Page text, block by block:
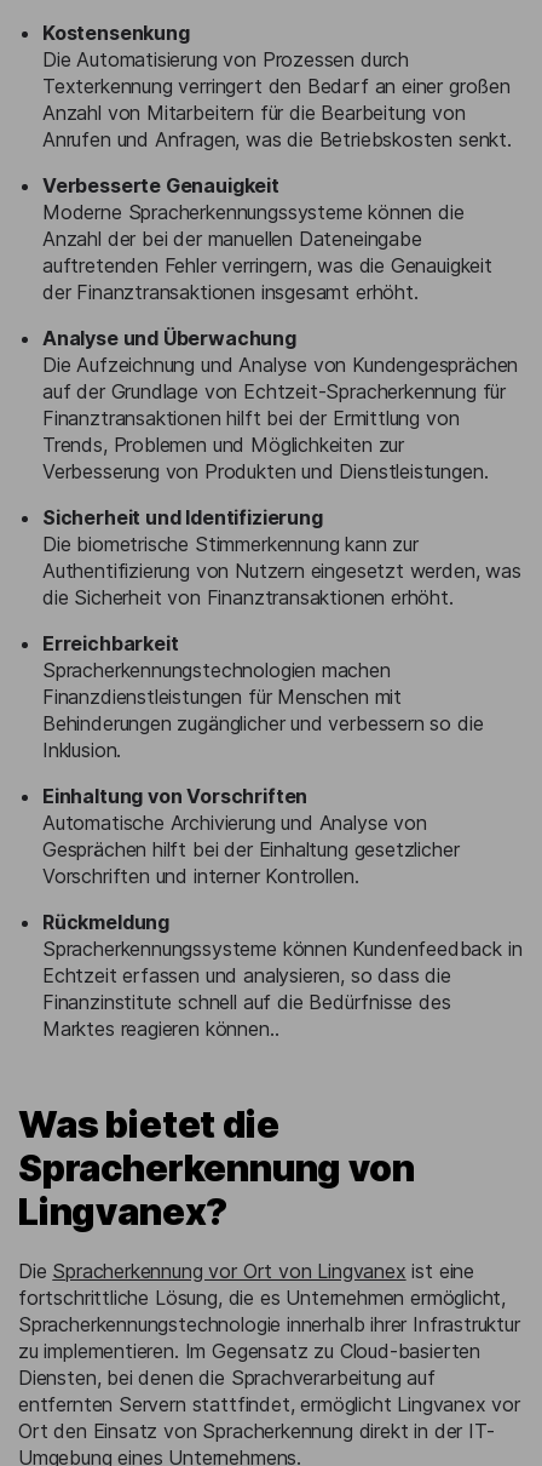
Kostensenkung
Die Automatisierung von Prozessen durch
Texterkennung verringert den Bedarf an einer großen
Anzahl von Mitarbeitern für die Bearbeitung von
Anrufen und Anfragen, was die Betriebskosten senkt.
Verbesserte Genauigkeit
Moderne Spracherkennungssysteme können die
Anzahl der bei der manuellen Dateneingabe
auftretenden Fehler verringern, was die Genauigkeit
der Finanztransaktionen insgesamt erhöht.
Analyse und Überwachung
Die Aufzeichnung und Analyse von Kundengesprächen
auf der Grundlage von Echtzeit-Spracherkennung für
Finanztransaktionen hilft bei der Ermittlung von
Trends, Problemen und Möglichkeiten zur
Verbesserung von Produkten und Dienstleistungen.
Sicherheit und Identifizierung
Die biometrische Stimmerkennung kann zur
Authentifizierung von Nutzern eingesetzt werden, was
die Sicherheit von Finanztransaktionen erhöht.
Erreichbarkeit
Spracherkennungstechnologien machen
Finanzdienstleistungen für Menschen mit
Behinderungen zugänglicher und verbessern so die
Inklusion.
Einhaltung von Vorschriften
Automatische Archivierung und Analyse von
Gesprächen hilft bei der Einhaltung gesetzlicher
Vorschriften und interner Kontrollen.
Rückmeldung
Spracherkennungssysteme können Kundenfeedback in
Echtzeit erfassen und analysieren, so dass die
Finanzinstitute schnell auf die Bedürfnisse des
Marktes reagieren können..
Was bietet die
Spracherkennung von
Lingvanex?
Die Spracherkennung vor Ort von Lingvanex ist eine
fortschrittliche Lösung, die es Unternehmen ermöglicht,
Spracherkennungstechnologie innerhalb ihrer Infrastruktur
zu implementieren. Im Gegensatz zu Cloud-basierten
Diensten, bei denen die Sprachverarbeitung auf
entfernten Servern stattfindet, ermöglicht Lingvanex vor
Ort den Einsatz von Spracherkennung direkt in der IT-
Umgebung eines Unternehmens.